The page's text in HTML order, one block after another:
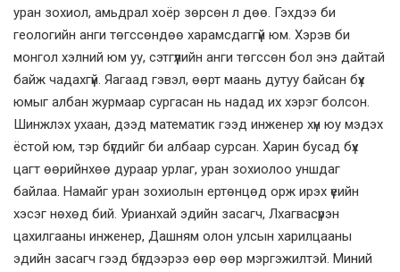
уран зохиол, амьдрал хоёр зөрсөн л дөө. Гэхдээ би
геологийн анги төгссөндөө харамсдаггүй юм. Хэрэв би
монгол хэлний юм уу, сэтгүүлийн анги төгссөн бол энэ дайтай
байж чадахгүй. Яагаад гэвэл, өөрт маань дутуу байсан бүх
юмыг албан журмаар сургасан нь надад их хэрэг болсон.
Шинжлэх ухаан, дээд математик гээд инженер хүн юу мэдэх
ёстой юм, тэр бүгдийг би албаар сурсан. Харин бусад бүх
цагт өөрийнхөө дураар урлаг, уран зохиолоо уншдаг
байлаа. Намайг уран зохиолын ертөнцөд орж ирэх үеийн
хэсэг нөхөд бий. Урианхай эдийн засагч, Лхагвасүрэн
цахилгааны инженер, Дашням олон улсын харилцааны
эдийн засагч гээд бүгдээрээ өөр өөр мэргэжилтэй. Миний